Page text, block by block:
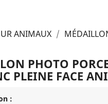
ANIMAUX
PHOTO
PLEINE FACE
: